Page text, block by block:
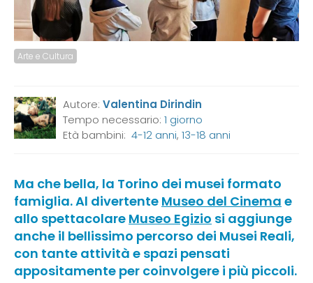
Arte e Cultura
Autore: Valentina Dirindin
Tempo necessario: 1 giorno
Età bambini: 4-12 anni, 13-18 anni
Ma che bella, la Torino dei musei formato
famiglia. Al divertente Museo del Cinema e
allo spettacolare Museo Egizio si aggiunge
anche il bellissimo percorso dei Musei Reali,
con tante attività e spazi pensati
appositamente per coinvolgere i più piccoli.